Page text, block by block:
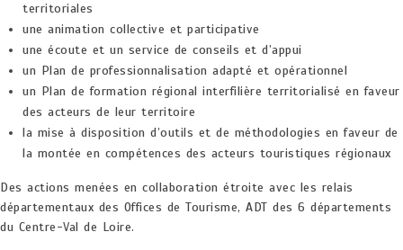
territoriales
une animation collective et participative
une écoute et un service de conseils et d’appui
un Plan de professionnalisation adapté et opérationnel
un Plan de formation régional interfilière territorialisé en faveur
des acteurs de leur territoire
la mise à disposition d’outils et de méthodologies en faveur de
la montée en compétences des acteurs touristiques régionaux
Des actions menées en collaboration étroite avec les relais
départementaux des Offices de Tourisme, ADT des 6 départements
du Centre-Val de Loire.